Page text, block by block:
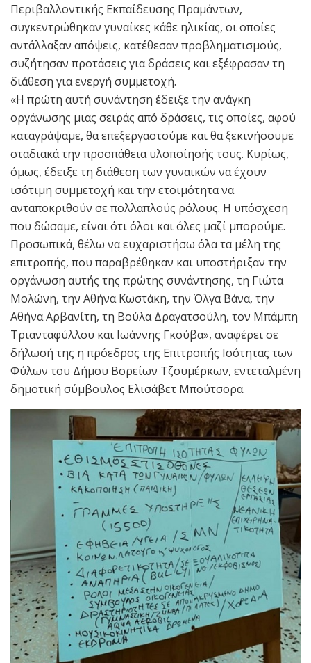
Περιβαλλοντικής Εκπαίδευσης Πραμάντων,
συγκεντρώθηκαν γυναίκες κάθε ηλικίας, οι οποίες
αντάλλαξαν απόψεις, κατέθεσαν προβληματισμούς,
συζήτησαν προτάσεις για δράσεις και εξέφρασαν τη
διάθεση για ενεργή συμμετοχή.
«Η πρώτη αυτή συνάντηση έδειξε την ανάγκη
οργάνωσης μιας σειράς από δράσεις, τις οποίες, αφού
καταγράψαμε, θα επεξεργαστούμε και θα ξεκινήσουμε
σταδιακά την προσπάθεια υλοποίησής τους. Κυρίως,
όμως, έδειξε τη διάθεση των γυναικών να έχουν
ισότιμη συμμετοχή και την ετοιμότητα να
ανταποκριθούν σε πολλαπλούς ρόλους. Η υπόσχεση
που δώσαμε, είναι ότι όλοι και όλες μαζί μπορούμε.
Προσωπικά, θέλω να ευχαριστήσω όλα τα μέλη της
επιτροπής, που παραβρέθηκαν και υποστήριξαν την
οργάνωση αυτής της πρώτης συνάντησης, τη Γιώτα
Μολώνη, την Αθήνα Κωστάκη, την Όλγα Βάνα, την
Αθήνα Αρβανίτη, τη Βούλα Δραγατσούλη, τον Μπάμπη
Τριανταφύλλου και Ιωάννης Γκούβα», αναφέρει σε
δήλωσή της η πρόεδρος της Επιτροπής Ισότητας των
Φύλων του Δήμου Βορείων Τζουμέρκων, εντεταλμένη
δημοτική σύμβουλος Ελισάβετ Μπούτσορα.